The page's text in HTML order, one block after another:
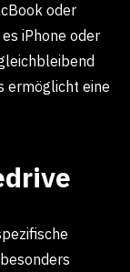
oder
iPhone oder
ermöglicht eine